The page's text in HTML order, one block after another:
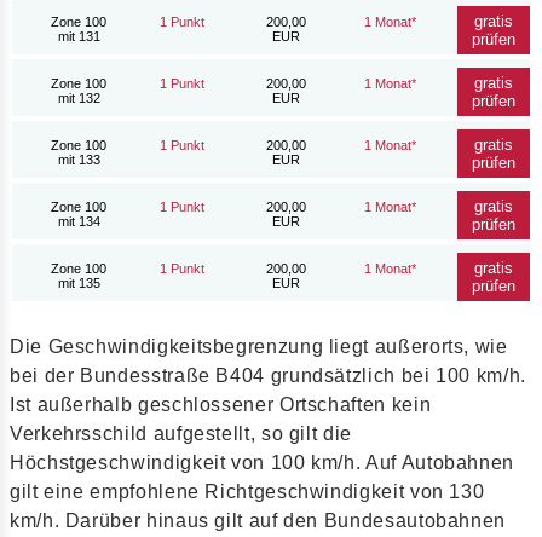
Zone 100
mit 131
1 Punkt
200,00
EUR
1 Monat*
gratis
prüfen
Zone 100
mit 132
1 Punkt
200,00
EUR
1 Monat*
gratis
prüfen
Zone 100
mit 133
1 Punkt
200,00
EUR
1 Monat*
gratis
prüfen
Zone 100
mit 134
1 Punkt
200,00
EUR
1 Monat*
gratis
prüfen
Zone 100
mit 135
1 Punkt
200,00
EUR
1 Monat*
gratis
prüfen
Die Geschwindigkeitsbegrenzung liegt außerorts, wie
bei der Bundesstraße B404 grundsätzlich bei 100 km/h.
Ist außerhalb geschlossener Ortschaften kein
Verkehrsschild aufgestellt, so gilt die
Höchstgeschwindigkeit von 100 km/h. Auf Autobahnen
gilt eine empfohlene Richtgeschwindigkeit von 130
km/h. Darüber hinaus gilt auf den Bundesautobahnen